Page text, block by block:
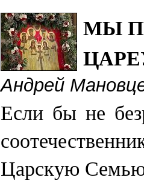
Храм
Иваново
Ижевская
Храм
г. Ижевск
МЫ
Андрей
Если бы не
Царскую